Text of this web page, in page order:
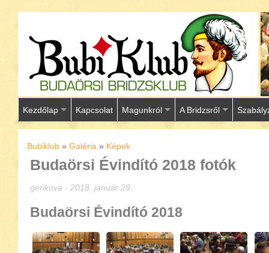
Kezdőlap Kapcsolat Magunkról A Bridzsről
Bubiklub » Galéria » Képek
Budaörsi Évindító 2018 fotók
gerikova - 2018. január 29.
Budaörsi Évindító 2018